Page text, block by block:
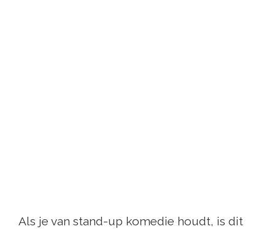
Als je van stand-up komedie houdt, is dit